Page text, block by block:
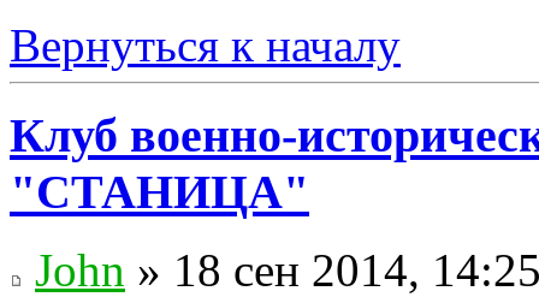
Вернуться к началу
Клуб военно-
"СТАНИЦА"
John » 18 сен 2014,